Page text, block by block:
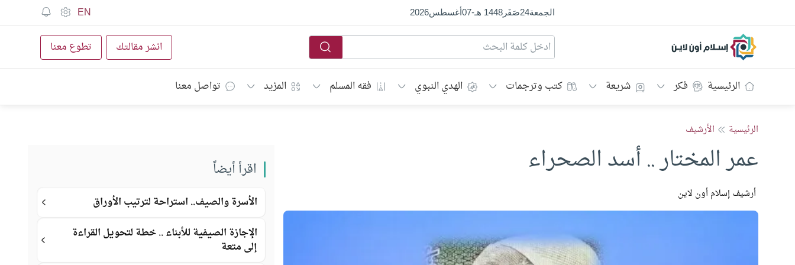
الجمعة24صَفَر1448 هـ -
07أغسطس2026
EN
إسلام أون لاين انشر مقالتك تطوع معنا
الرئيسية فكر شريعة كتب وترجمات الهدي النبوي فقه المسلم المزيد تواصل معنا
الرئيسية الأرشيف
عمر المختار .. أسد الصحراء
أرشيف إسلام أون لاين
اقرأ أيضاً
الأسرة والصيف.. استراحة لترتيب الأوراق
الإجازة الصيفية للأبناء .. خطة لتحويل القراءة
إلى متعة